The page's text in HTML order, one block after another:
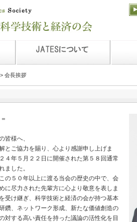
> 会長挨拶
＝
皆様へ、
とご協力を賜り、心より感謝申し上げま
４年５月２２日に開催された第５８回通常
ました。
の５０年以上に渡る当会の歴史の中で、会
に尽力された先輩方に心より敬意を表しま
受け継ぎ、科学技術と経済の会が持つ基本
鑽、ネットワーク形成、新たな価値創造の
対する高い責任を持った議論の活性化を目